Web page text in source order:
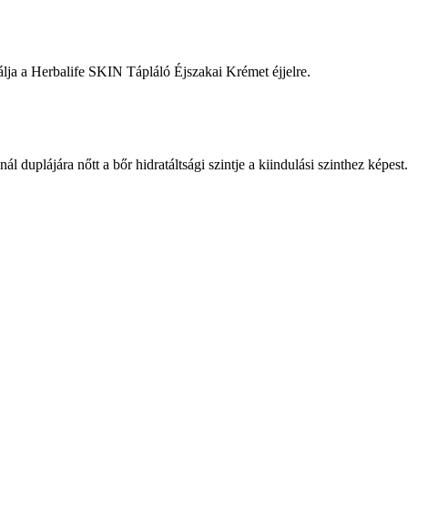
a Herbalife SKIN Tápláló Éjszakai Krémet éjjelre.
duplájára nőtt a bőr hidratáltsági szintje a kiindulási szinthez képest.